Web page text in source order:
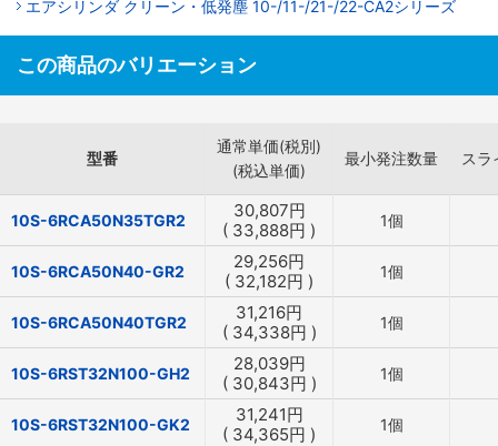
エアシリンダ クリーン・低発塵 10-/11-/21-/22-CA2シリーズ
この商品のバリエーション
型番
通常単価(税別)
(税込単価)
最小発注数量 スラ
10S-6RCA50N35TGR2 30,807円
( 33,888円 ) 1個
10S-6RCA50N40-GR2 29,256円
( 32,182円 ) 1個
10S-6RCA50N40TGR2 31,216円
( 34,338円 ) 1個
10S-6RST32N100-GH2 28,039円
( 30,843円 ) 1個
10S-6RST32N100-GK2 31,241円
( 34,365円 ) 1個